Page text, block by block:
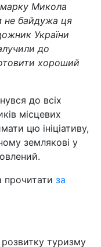
Микола
байдужа ця
України
до
хороший
до всіх
місцевих
цю ініціативу,
землякові у
за